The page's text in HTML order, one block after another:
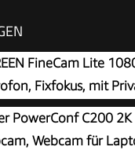
FineCam Lite
Fixfokus, mit
PowerConf C200 2K
Webcam für